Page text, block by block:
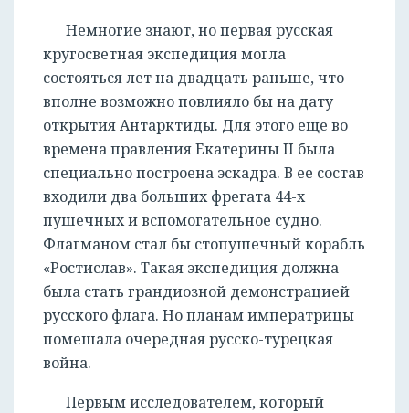
Немногие знают, но первая русская
кругосветная экспедиция могла
состояться лет на двадцать раньше, что
вполне возможно повлияло бы на дату
открытия Антарктиды. Для этого еще во
времена правления Екатерины II была
специально построена эскадра. В ее состав
входили два больших фрегата 44-х
пушечных и вспомогательное судно.
Флагманом стал бы стопушечный корабль
«Ростислав». Такая экспедиция должна
была стать грандиозной демонстрацией
русского флага. Но планам императрицы
помешала очередная русско-турецкая
война.
Первым исследователем, который